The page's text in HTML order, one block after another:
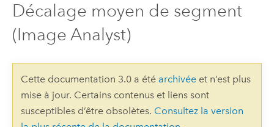
Décalage moyen de segment
(Image Analyst)
Cette documentation 3.0 a été archivéeet n’est plus
mise à jour. Certains contenus et liens sont
susceptibles d’être obsolètes. Consultez la version